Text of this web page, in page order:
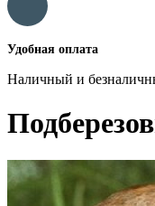
Удобная оплата
Наличный и